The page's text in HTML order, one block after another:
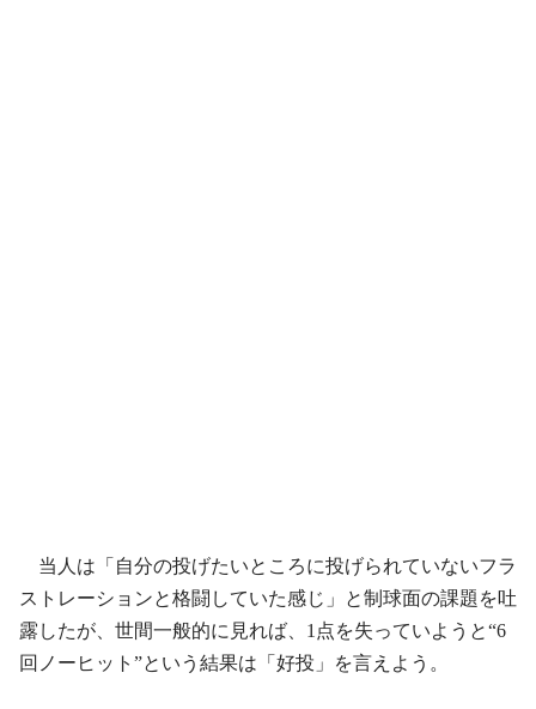
当人は「自分の投げたいところに投げられていないフラ
ストレーションと格闘していた感じ」と制球面の課題を吐
露したが、世間一般的に見れば、1点を失っていようと“6
回ノーヒット”という結果は「好投」を言えよう。